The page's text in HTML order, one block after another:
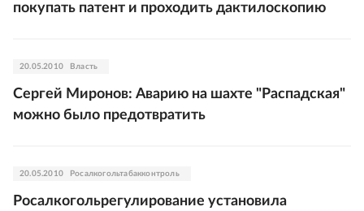
покупать патент и проходить дактилоскопию
20.05.2010 Власть
Сергей Миронов: Аварию на шахте "Распадская"
можно было предотвратить
20.05.2010 Росалкогольтабакконтроль
Росалкогольрегулирование установила